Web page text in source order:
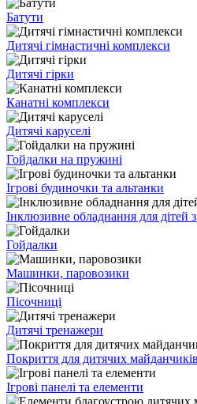
Батути
Дитячі гімнастичні комплекси
Дитячі гірки
Канатні комплекси
Дитячі каруселі
Гойдалки на пружині
Ігрові будиночки та альтанки
Інклюзивне обладнання для дітей
Гойдалки
Машинки, паровозики
Пісочниці
Дитячі тренажери
Покриття для дитячих майданчиків
Ігрові панелі та елементи